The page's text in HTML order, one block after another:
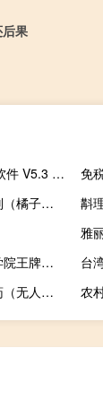
果
捷速OCR文字识别软件 V5.3 免费版（捷速OCR文字识别软件 V5.3 免费版功能简介）
免
桔子与橘子有何区别（橘子和桔子的区别）
斠
雅
山东畜牧兽医职业学院王牌专业有哪些
台
农业无人机喷洒农药（无人机进行喷洒农药）
农